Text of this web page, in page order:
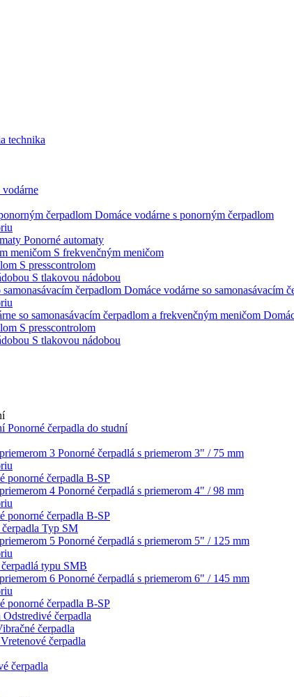
technika
vodárne
Domáce vodárne s ponorným čerpadlom
Ponorné automaty
S frekvenčným meničom
S presscontrolom
S tlakovou nádobou
Domáce vodárne so samonasávacím
S presscontrolom
S tlakovou nádobou
Ponorné čerpadla do studní
Ponorné čerpadlá s priemerom 3" / 75 mm
ponorné čerpadla B-SP
Ponorné čerpadlá s priemerom 4" / 98 mm
ponorné čerpadla B-SP
Typ SM
Ponorné čerpadlá s priemerom 5" / 125 mm
typu SMB
Ponorné čerpadlá s priemerom 6" / 145 mm
ponorné čerpadla B-SP
Odstredivé čerpadla
čerpadla
Vretenové čerpadla
čerpadla